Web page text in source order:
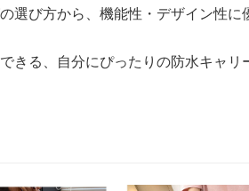
選び方から、機能性・デザイン性に
きる、自分にぴったりの防水キャリ